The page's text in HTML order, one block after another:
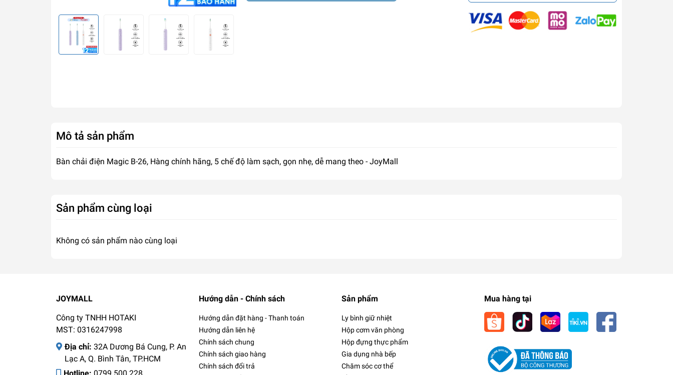
Mô tả sản phẩm
Bàn chải điện Magic B-26, Hàng chính hãng, 5 chế độ làm sạch, gọn nhẹ, dễ mang theo - JoyMall
Sản phẩm cùng loại
Không có sản phẩm nào cùng loại
JOYMALL
Công ty TNHH HOTAKI
MST: 0316247998
Địa chỉ: 32A Dương Bá Cung, P. An
Lạc A, Q. Bình Tân, TP.HCM
Hotline: 0799.500.228
Hướng dẫn - Chính sách
Hướng dẫn đặt hàng - Thanh toán
Hướng dẫn liên hệ
Chính sách chung
Chính sách giao hàng
Chính sách đổi trả
Sản phẩm
Ly bình giữ nhiệt
Hộp cơm văn phòng
Hộp đựng thực phẩm
Gia dụng nhà bếp
Chăm sóc cơ thể
Mua hàng tại